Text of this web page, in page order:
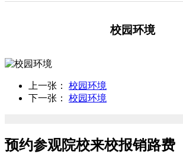
校园环境
上一张： 校园环境
下一张： 校园环境
预约参观院校来校报销路费